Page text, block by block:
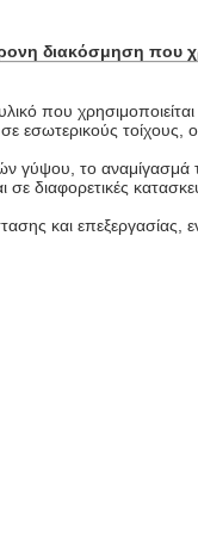
διακόσμηση που
που
τοίχους,
γύψου, το
διαφορετικές
και